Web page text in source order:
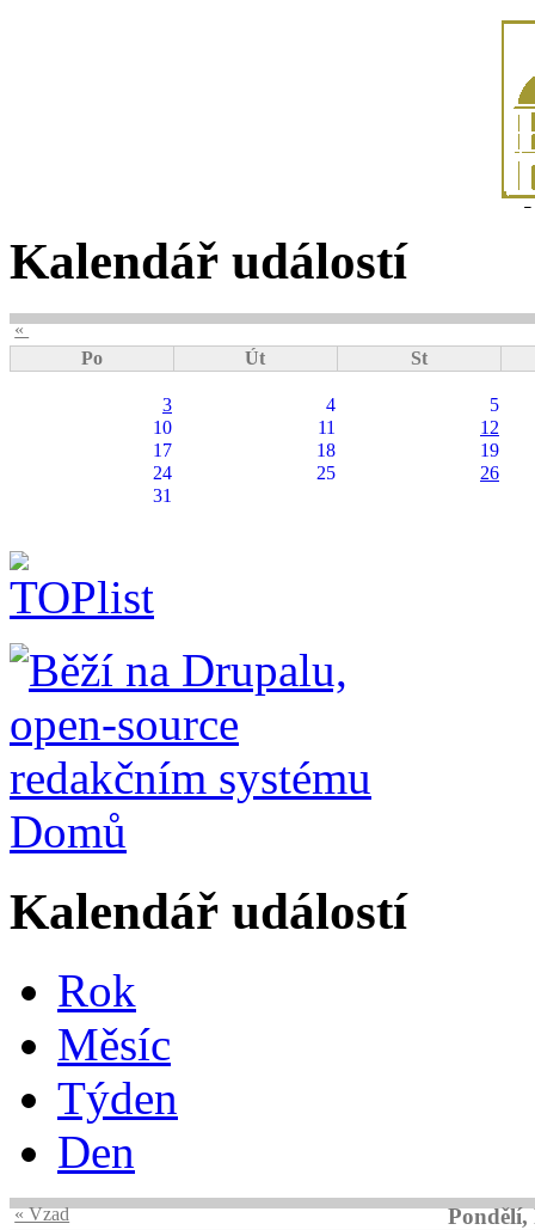
Kalendář událostí
«
Po
Út St
3 4
5
10
11
12
17
18
19
24
25
26
31
Domů
Kalendář událostí
Rok
Měsíc
Týden
Den
« Vzad Pondělí,